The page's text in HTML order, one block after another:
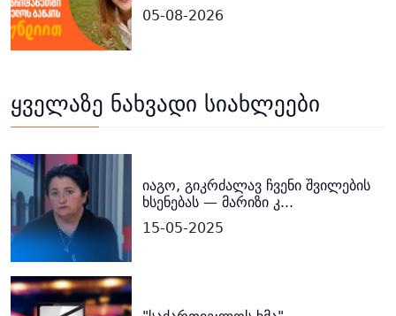
05-08-2026
ყველაზე ნახვადი სიახლეები
იაგო, გიკრძალავ ჩვენი შვილების
ხსენებას — მარიზი კ...
15-05-2025